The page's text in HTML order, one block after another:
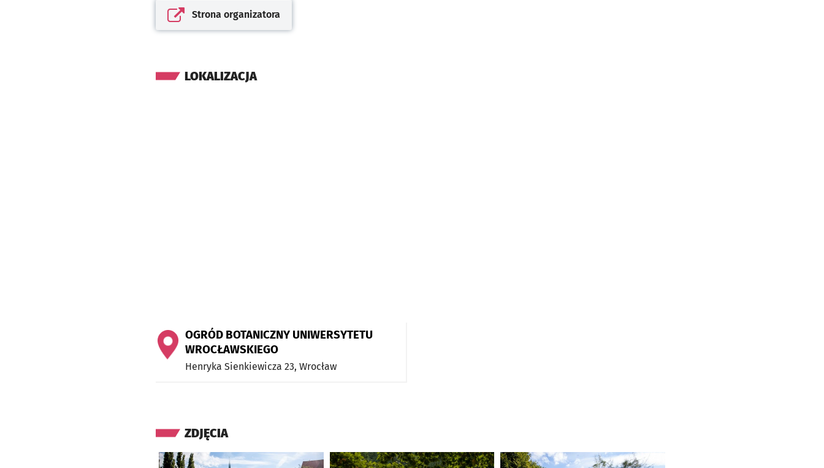
Otwiera się w nowej karcie
Strona organizatora
LOKALIZACJA
OGRÓD BOTANICZNY UNIWERSYTETU
WROCŁAWSKIEGO
Henryka Sienkiewicza 23, Wrocław
ZDJĘCIA
Kliknij, aby powiększyć Kliknij, aby powiększyć Kliknij, aby powiększyć